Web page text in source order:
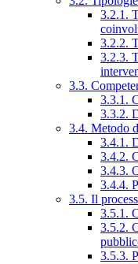
3.2.1.
3.2.2.
3.2.3.
3.3.
3.3.1.
3.3.2.
3.4. Metodo
3.4.1.
3.4.2.
3.4.3.
3.4.4.
3.5. Il
3.5.1.
3.5.2.
3.5.3.